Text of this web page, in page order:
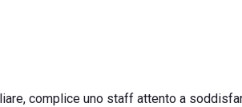
complice uno staff attento a